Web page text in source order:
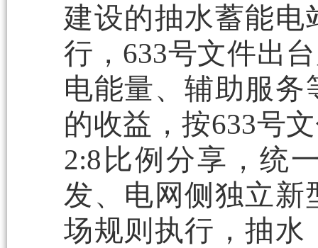
建设的抽水蓄能电
行，633号文件出
电能量、辅助服
的收益，按633号
2:8比例分享，统
发、电网侧独立新
场规则执行，抽水